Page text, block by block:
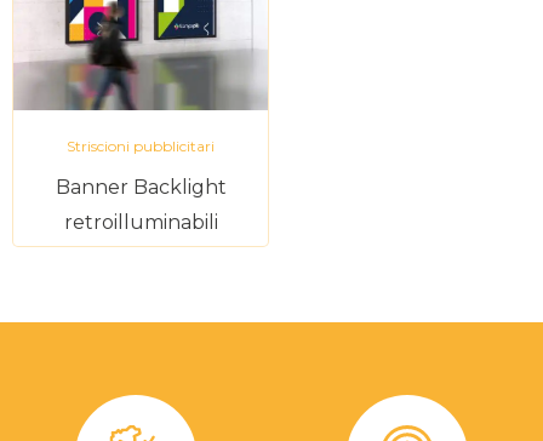
Striscioni pubblicitari
Banner Backlight
retroilluminabili